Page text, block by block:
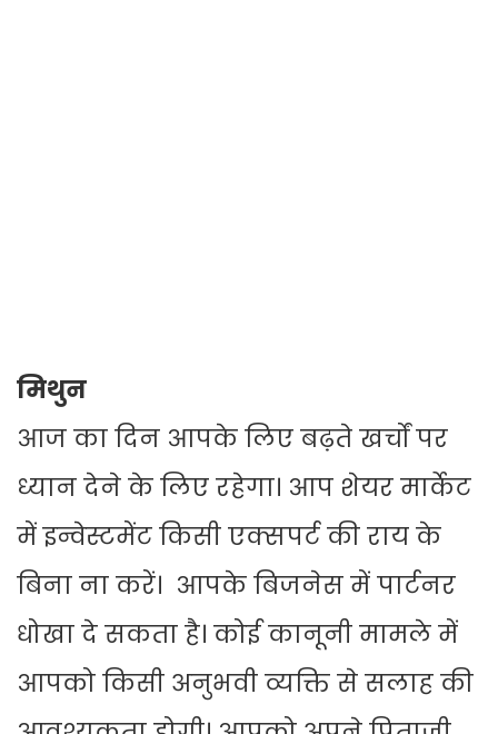
मिथुन
आज का दिन आपके लिए बढ़ते खर्चों पर
ध्यान देने के लिए रहेगा। आप शेयर मार्केट
में इन्वेस्टमेंट किसी एक्सपर्ट की राय के
बिना ना करें। आपके बिजनेस में पार्टनर
धोखा दे सकता है। कोई कानूनी मामले में
आपको किसी अनुभवी व्यक्ति से सलाह की